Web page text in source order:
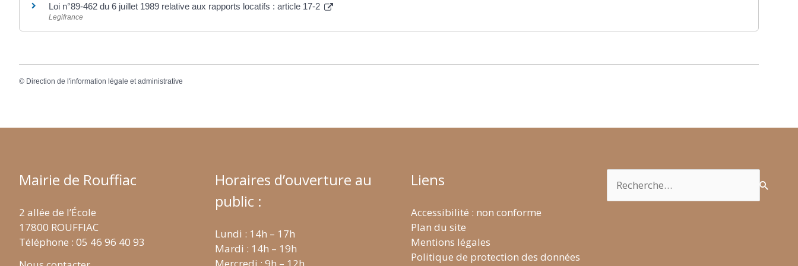
Loi n°89-462 du 6 juillet 1989 relative aux rapports locatifs : article 17-2
Legifrance
© Direction de l'information légale et administrative
Mairie de Rouffiac
2 allée de l’École
17800 ROUFFIAC
Téléphone : 05 46 96 40 93
Horaires d’ouverture au
public :
Lundi : 14h – 17h
Mardi : 14h – 19h
Liens
Accessibilité : non conforme
Plan du site
Mentions légales
Politique de protection des données